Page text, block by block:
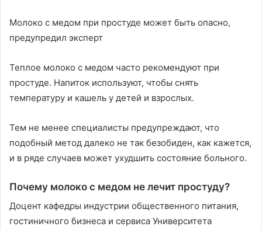
Молоко с медом при простуде может быть опасно,
предупредил эксперт
Теплое молоко с медом часто рекомендуют при
простуде. Напиток используют, чтобы снять
температуру и кашель у детей и взрослых.
Тем не менее специалисты предупреждают, что
подобный метод далеко не так безобиден, как кажется,
и в ряде случаев может ухудшить состояние больного.
Почему молоко с медом не лечит простуду?
Доцент кафедры индустрии общественного питания,
гостиничного бизнеса и сервиса Университета